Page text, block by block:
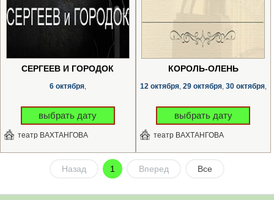
СЕРГЕЕВ И ГОРОДОК
6 октября,
выбрать дату
театр ВАХТАНГОВА
КОРОЛЬ-ОЛЕНЬ
12 октября, 29 октября, 30 октября,
выбрать дату
театр ВАХТАНГОВА
Назад 1 Вперед Все